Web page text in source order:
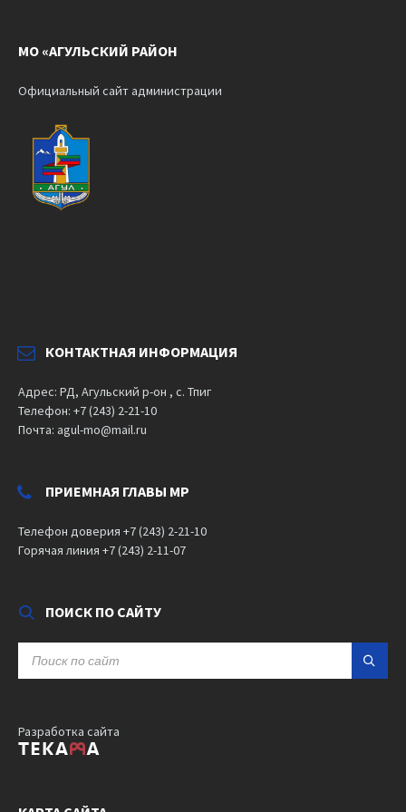
МО «АГУЛЬСКИЙ РАЙОН
Официальный сайт администрации
КОНТАКТНАЯ ИНФОРМАЦИЯ
Адрес: РД, Агульский р-он , с. Тпиг
Телефон: +7 (243) 2-21-10
Почта: agul-mo@mail.ru
ПРИЕМНАЯ ГЛАВЫ МР
Телефон доверия +7 (243) 2-21-10
Горячая линия +7 (243) 2-11-07
ПОИСК ПО САЙТУ
Разработка сайта